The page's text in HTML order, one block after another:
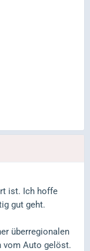
ist. Ich hoffe
gut geht.
überregionalen
vom Auto gelöst.